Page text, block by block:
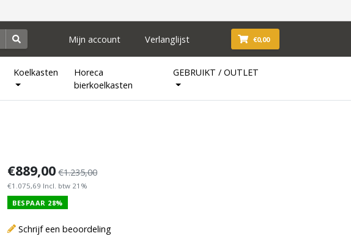
Mijn account Verlanglijst €0,00
Koelkasten
Horeca
bierkoelkasten
GEBRUIKT / OUTLET
€889,00 €1.235,00
€1.075,69 Incl. btw 21%
BESPAAR 28%
Schrijf een beoordeling